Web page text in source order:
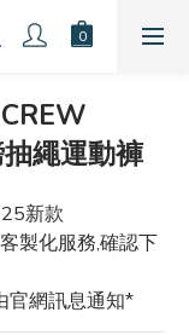
繩運動褲
新款
製化服務,確認下
官網訊息通知*